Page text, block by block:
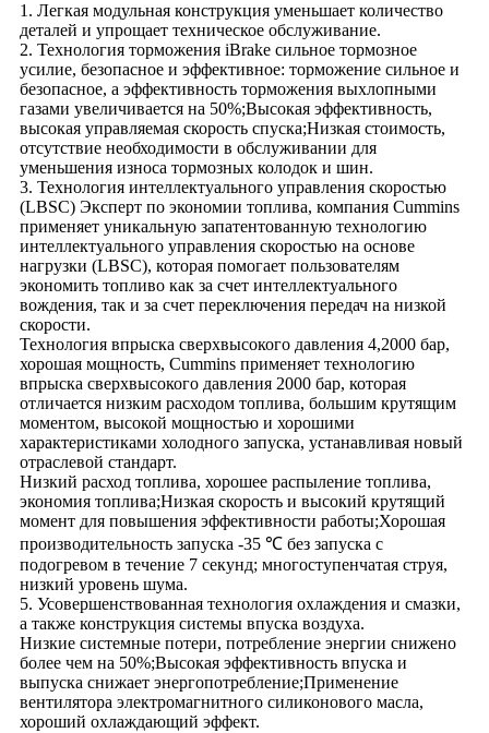
1. Легкая модульная конструкция уменьшает количество
деталей и упрощает техническое обслуживание.
2. Технология торможения iBrake сильное тормозное
усилие, безопасное и эффективное: торможение сильное и
безопасное, а эффективность торможения выхлопными
газами увеличивается на 50%;Высокая эффективность,
высокая управляемая скорость спуска;Низкая стоимость,
отсутствие необходимости в обслуживании для
уменьшения износа тормозных колодок и шин.
3. Технология интеллектуального управления скоростью
(LBSC) Эксперт по экономии топлива, компания Cummins
применяет уникальную запатентованную технологию
интеллектуального управления скоростью на основе
нагрузки (LBSC), которая помогает пользователям
экономить топливо как за счет интеллектуального
вождения, так и за счет переключения передач на низкой
скорости.
Технология впрыска сверхвысокого давления 4,2000 бар,
хорошая мощность, Cummins применяет технологию
впрыска сверхвысокого давления 2000 бар, которая
отличается низким расходом топлива, большим крутящим
моментом, высокой мощностью и хорошими
характеристиками холодного запуска, устанавливая новый
отраслевой стандарт.
Низкий расход топлива, хорошее распыление топлива,
экономия топлива;Низкая скорость и высокий крутящий
момент для повышения эффективности работы;Хорошая
производительность запуска -35 ℃ без запуска с
подогревом в течение 7 секунд; многоступенчатая струя,
низкий уровень шума.
5. Усовершенствованная технология охлаждения и смазки,
а также конструкция системы впуска воздуха.
Низкие системные потери, потребление энергии снижено
более чем на 50%;Высокая эффективность впуска и
выпуска снижает энергопотребление;Применение
вентилятора электромагнитного силиконового масла,
хороший охлаждающий эффект.